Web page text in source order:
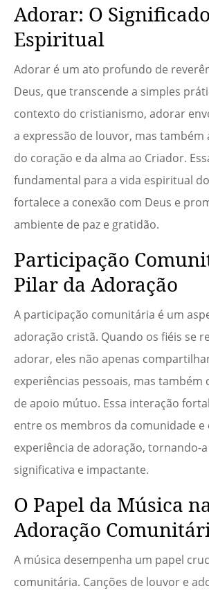
Adorar: O Significado
Espiritual
Adorar é um ato profundo de
Deus, que transcende a simples
contexto do cristianismo, adorar
a expressão de louvor, mas também
do coração e da alma ao Criador.
fundamental para a vida espiritual
fortalece a conexão com Deus e
ambiente de paz e gratidão.
Participação
Pilar da Adoração
A participação comunitária é um
adoração cristã. Quando os fiéis se
adorar, eles não apenas
experiências pessoais, mas também
de apoio mútuo. Essa interação
entre os membros da comunidade e
experiência de adoração, tornando-
significativa e impactante.
O Papel da Música
Adoração
A música desempenha um papel
comunitária. Canções de louvor e